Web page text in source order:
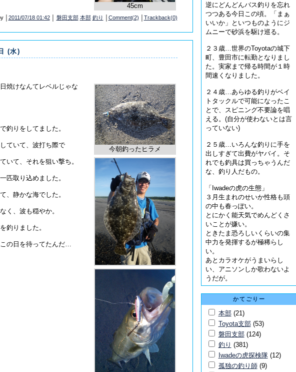
45cm
│ 2011/07/18 01:42│ 磐田支部 本部 釣り Comment(2) Trackback(0)
(水)
今朝釣ったヒラメ
焼けなんてレベルじゃな
釣りをしてました。
ていて、波打ち際で
いて、それを狙い撃ち。
匹取り込めました。
、静かな海でした。
く、波も穏やか。
釣りました。
の日を待ってたんだ…
逆にどんどんバス釣りを忘れ
つつある今日この頃。「まぁ
いいか」といつものようにジ
ムニーで砂浜を駆け巡る。
２３歳…世界のToyotaの城下
町、豊田市に転勤となりまし
た。実家まで帰る時間が１時
間速くなりました。
２４歳…あらゆる釣りがベイ
トタックルで可能になったこ
とで、スピニング不要論を唱
える。(自分が使わないとは言
っていない)
２５歳…いろんな釣りに手を
出しすぎて出費がヤバイ。そ
れでも釣具は買っちゃうんだ
な、釣り人だもの。
「Iwadeの虎の生態」
３月生まれのせいか性格も頭
の中も春っぽい。
とにかく能天気でめんどくさ
いことが嫌い。
ときたま恐ろしいくらいの集
中力を発揮するが極稀らし
い。
あとカラオケがうまいらし
い、アニソンしか歌わないよ
うだが。
かてごりー
本部(21)
Toyota支部(53)
磐田支部(124)
釣り (381)
Iwadeの虎探検隊(12)
孤独の釣り師(9)